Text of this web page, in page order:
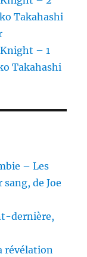
Takahashi
– 1
Takahashi
– Les
sang, de Joe
dernière,
révélation